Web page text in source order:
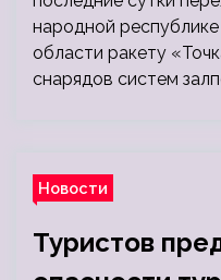
народной
области ракету
снарядов систем
Новости
Туристов